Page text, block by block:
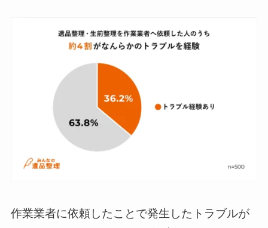
作業業者に依頼したことで発生したトラブルが